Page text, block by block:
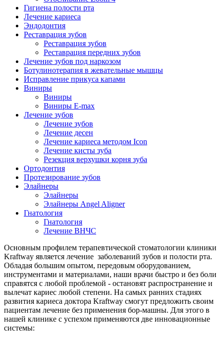
Гигиена полости рта
Лечение кариеса
Эндодонтия
Реставрация зубов
Реставрация зубов
Реставрация передних зубов
Лечение зубов под наркозом
Ботулинотерапия в жевательные мышцы
Исправление прикуса капами
Виниры
Виниры
Виниры E-max
Лечение зубов
Лечение зубов
Лечение десен
Лечение кариеса методом Icon
Лечение кисты зуба
Резекция верхушки корня зуба
Ортодонтия
Протезирование зубов
Элайнеры
Элайнеры
Элайнеры Angel Aligner
Гнатология
Гнатология
Лечение ВНЧС
Основным профилем терапевтической стоматологии клиники
Kraftway является лечение заболеваний зубов и полости рта.
Обладая большим опытом, передовым оборудованием,
инструментами и материалами, наши врачи быстро и без боли
справятся с любой проблемой - остановят распространение и
вылечат кариес любой степени. На самых ранних стадиях
развития кариеса доктора Kraftway смогут предложить своим
пациентам лечение без применения бор-машны. Для этого в
нашей клинике с успехом применяются две инновационные
системы: